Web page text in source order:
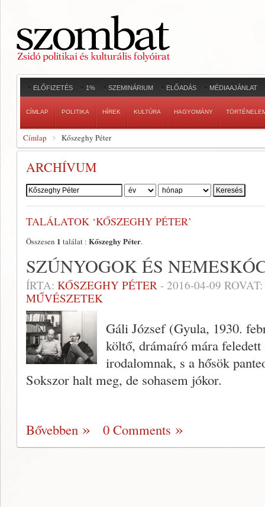
ELŐFIZETÉS 1% SZEMINÁRIUM ELŐADÁS MÉDIAAJÁNLAT
CÍMLAP POLITIKA HÍREK KULTÚRA HAGYOMÁNY
Címlap Kőszeghy Péter
ARCHÍVUM
Szerző:
TALÁLATOK ‘KŐSZEGHY PÉTER’
Összesen 1 találat : Kőszeghy Péter.
SZÚNYOGOK ÉS
ÍRTA: KŐSZEGHY PÉTER - 2016-04-09 ROVAT:
MŰVÉSZETEK
Gáli József (Gyula, 1930.
költő, drámaíró mára feledett
irodalomnak, s a hősök
Sokszor halt meg, de sohasem jókor.
Bővebben 0 Comments